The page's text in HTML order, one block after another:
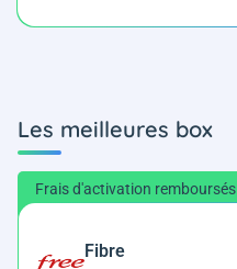
Les meilleures box
Frais d'activation remboursés
Fibre